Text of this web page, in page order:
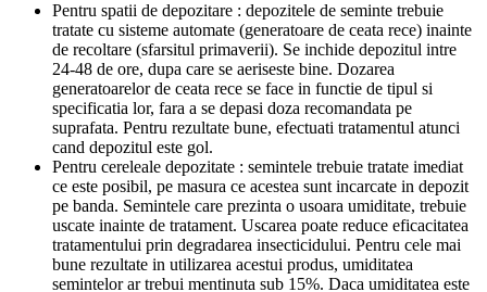
Pentru spatii de depozitare : depozitele de seminte trebuie
tratate cu sisteme automate (generatoare de ceata rece) inainte
de recoltare (sfarsitul primaverii). Se inchide depozitul intre
24-48 de ore, dupa care se aeriseste bine. Dozarea
generatoarelor de ceata rece se face in functie de tipul si
specificatia lor, fara a se depasi doza recomandata pe
suprafata. Pentru rezultate bune, efectuati tratamentul atunci
cand depozitul este gol.
Pentru cereleale depozitate : semintele trebuie tratate imediat
ce este posibil, pe masura ce acestea sunt incarcate in depozit
pe banda. Semintele care prezinta o usoara umiditate, trebuie
uscate inainte de tratament. Uscarea poate reduce eficacitatea
tratamentului prin degradarea insecticidului. Pentru cele mai
bune rezultate in utilizarea acestui produs, umiditatea
semintelor ar trebui mentinuta sub 15%. Daca umiditatea este